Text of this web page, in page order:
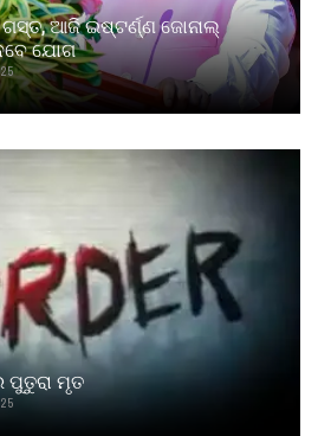
ଆଜି ଇଷ୍ଟର୍ଣ୍ଣ ଜୋନାଲ୍‌
ଯୋଗ
ପୁତୁରା ମୃତ